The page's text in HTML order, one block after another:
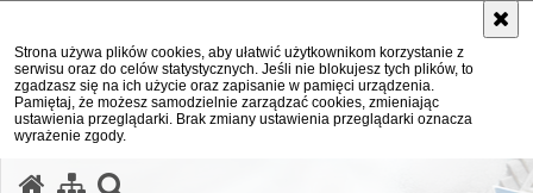
Strona używa plików cookies, aby ułatwić użytkownikom korzystanie z
serwisu oraz do celów statystycznych. Jeśli nie blokujesz tych plików, to
zgadzasz się na ich użycie oraz zapisanie w pamięci urządzenia.
Pamiętaj, że możesz samodzielnie zarządzać cookies, zmieniając
ustawienia przeglądarki. Brak zmiany ustawienia przeglądarki oznacza
wyrażenie zgody.